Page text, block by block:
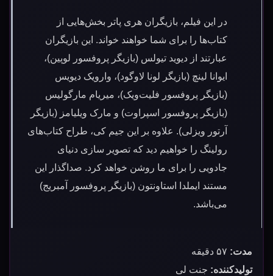
در این فیلم، بازیگران هری پاتر بخش‌هایی از
کتاب‌ها را برای شما خواهند خواند. این بازیگران
عبارتند از دیوید تیولس (بازیگر پروفسور لوپین)،
ایوانا لینچ (بازیگر لونا لاوگود)، وارویک دیویس
(بازیگر پروفسور فلیت‌ویک)، میریام مارگولیس
(بازیگر پروفسور اسپراوت) و مارک ویلیامز (بازیگر
آرتور ویزلی). علاوه بر این جیم کی، طراح کتاب‌های
رولینگ را خواهیم دید که تصویر سازی دنیای
جادویی را برای ما روشن خواهد کرد. صداگذار این
مستند ایملدا استاونتون (بازیگر پروفسور آمبریج)
می‌باشد.
مدت:
تولیدکننده: جنت لی